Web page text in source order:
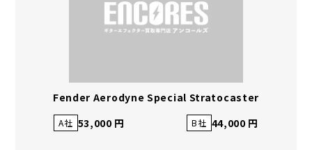
Fender Aerodyne Special Stratocaster
A社 53,000 円 B社 44,000 円